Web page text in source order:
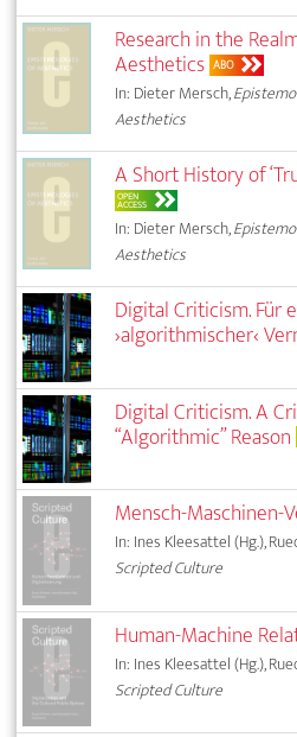
Research in the
Aesthetics ABO
In: Dieter Mersch,
Aesthetics
A Short History of
OPEN
ACCESS
In: Dieter Mersch,
Aesthetics
Digital Criticism. Für
›algorithmischer‹
Digital Criticism. A
“Algorithmic” Reason
Mensch-Maschinen-
In: Ines Kleesattel (Hg.),
Scripted Culture
Human-Machine
In: Ines Kleesattel (Hg.),
Scripted Culture